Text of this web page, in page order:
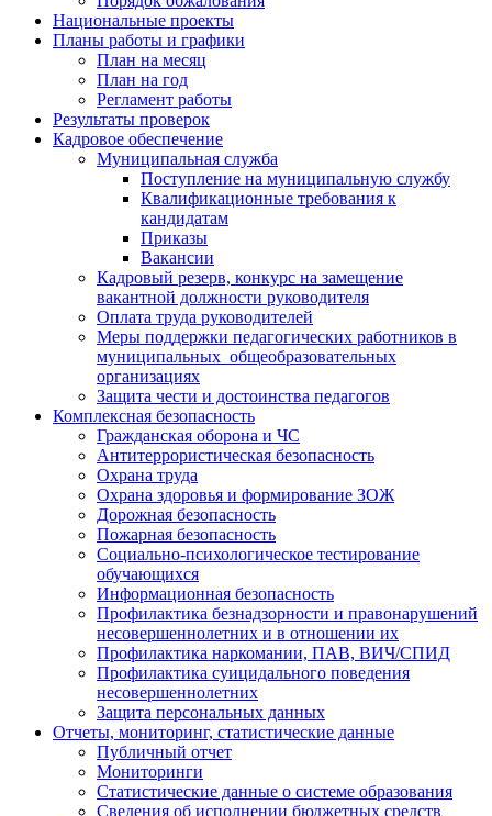
Национальные проекты
Планы работы и графики
План на месяц
План на год
Регламент работы
Результаты проверок
Кадровое обеспечение
Муниципальная служба
Поступление на муниципальную службу
Квалификационные требования к
кандидатам
Приказы
Вакансии
Кадровый резерв, конкурс на замещение
вакантной должности руководителя
Оплата труда руководителей
Меры поддержки педагогических работников в
муниципальных общеобразовательных
организациях
Защита чести и достоинства педагогов
Комплексная безопасность
Гражданская оборона и ЧС
Антитеррористическая безопасность
Охрана труда
Охрана здоровья и формирование ЗОЖ
Дорожная безопасность
Пожарная безопасность
Социально-психологическое тестирование
обучающихся
Информационная безопасность
Профилактика безнадзорности и правонарушений
несовершеннолетних и в отношении их
Профилактика наркомании, ПАВ, ВИЧ/СПИД
Профилактика суицидального поведения
несовершеннолетних
Защита персональных данных
Отчеты, мониторинг, статистические данные
Публичный отчет
Мониторинги
Статистические данные о системе образования
Сведения об исполнении бюджетных средств